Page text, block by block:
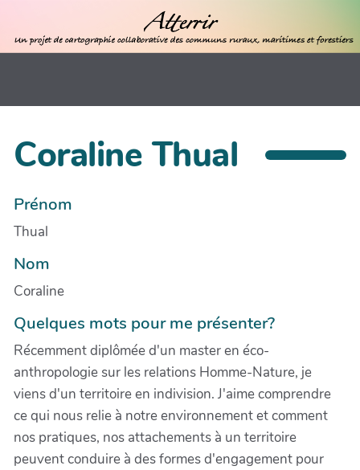
Coraline Thual
Prénom
Thual
Nom
Coraline
Quelques mots pour me présenter?
Récemment diplômée d'un master en éco-
anthropologie sur les relations Homme-Nature, je
viens d'un territoire en indivision. J'aime comprendre
ce qui nous relie à notre environnement et comment
nos pratiques, nos attachements à un territoire
peuvent conduire à des formes d'engagement pour